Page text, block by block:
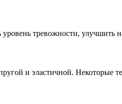
тревожности, улучшить
и эластичной.